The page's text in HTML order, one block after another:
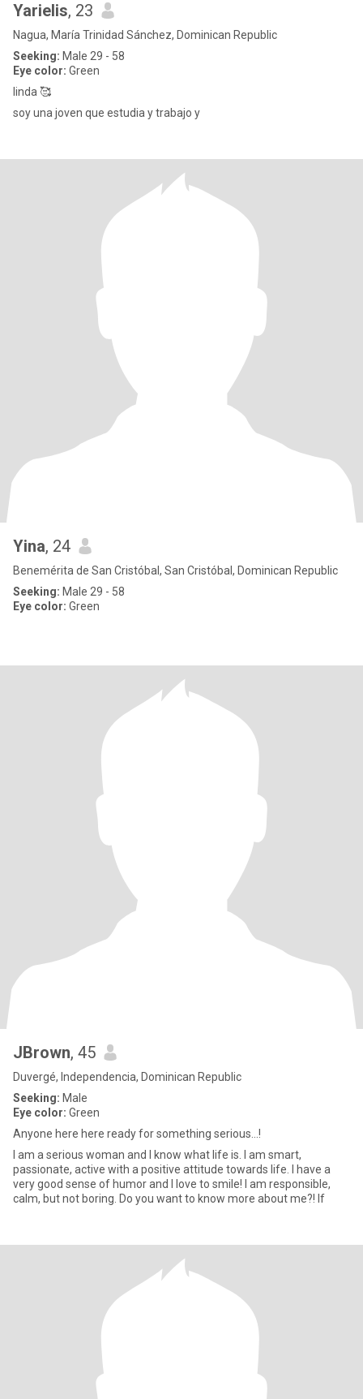
Yarielis, 23
Nagua, María Trinidad Sánchez, Dominican Republic
Seeking: Male 29 - 58
Eye color: Green
linda 🥰
soy una joven que estudia y trabajo y
Yina, 24
Benemérita de San Cristóbal, San Cristóbal, Dominican Republic
Seeking: Male 29 - 58
Eye color: Green
JBrown, 45
Duvergé, Independencia, Dominican Republic
Seeking: Male
Eye color: Green
Anyone here here ready for something serious...!
I am a serious woman and I know what life is. I am smart,
passionate, active with a positive attitude towards life. I have a
very good sense of humor and I love to smile! I am responsible,
calm, but not boring. Do you want to know more about me?! If